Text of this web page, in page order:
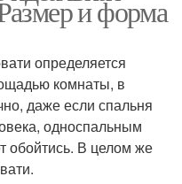
и форма
определяется
комнаты, в
даже если спальня
односпальным
обойтись. В целом же